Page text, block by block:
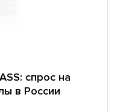
спрос на
в России